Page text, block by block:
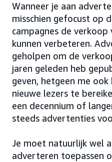
Wanneer je aan
misschien gefocust op
campagnes de
kunnen verbeteren.
geholpen om de
jaren geleden heb
geven, hetgeen me
nieuwe lezers te
een decennium of
steeds advertenties
Je moet natuurlijk wel
adverteren toepassen